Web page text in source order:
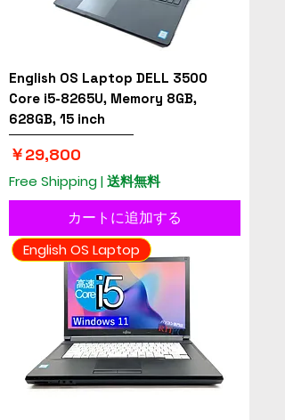
English OS Laptop DELL 3500
Core i5-8265U, Memory 8GB,
628GB, 15 inch
価格
￥29,800
Free Shipping | 送料無料
カートに追加する
English OS Laptop